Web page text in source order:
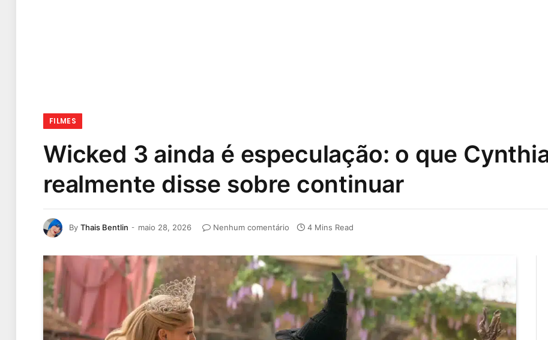
FILMES
Wicked 3 ainda é especulação: o que
realmente disse sobre continuar
By Thais Bentlin maio 28, 2026 Nenhum comentário 4 Mins Read